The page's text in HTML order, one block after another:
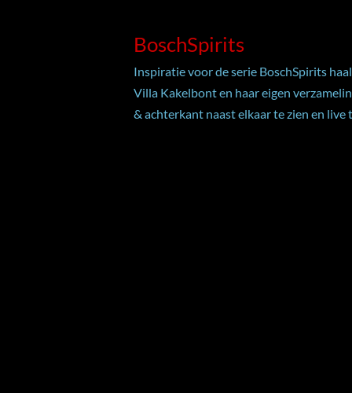
BoschSpirits
Inspiratie voor de serie BoschSpirits
Villa Kakelbont en haar eigen
& achterkant naast elkaar te zien en